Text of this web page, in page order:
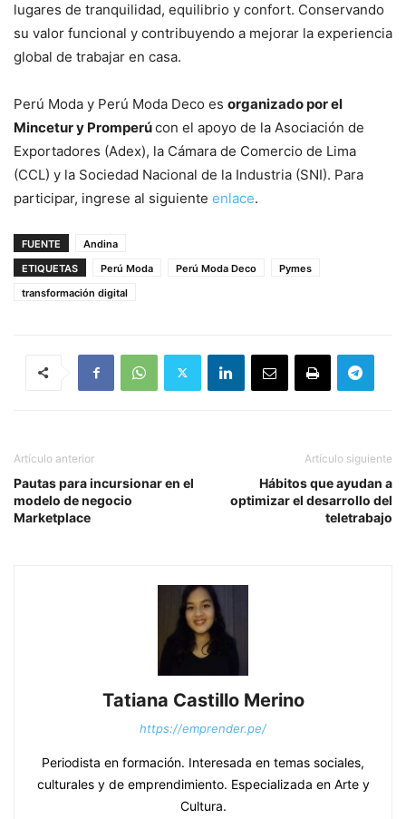
lugares de tranquilidad, equilibrio y confort. Conservando
su valor funcional y contribuyendo a mejorar la experiencia
global de trabajar en casa.
Perú Moda y Perú Moda Deco es organizado por el
Mincetur y Promperúcon el apoyo de la Asociación de
Exportadores (Adex), la Cámara de Comercio de Lima
(CCL) y la Sociedad Nacional de la Industria (SNI). Para
participar, ingrese al siguiente enlace.
FUENTE
Andina
ETIQUETAS
Perú Moda Perú Moda Deco
Pymes
transformación digital
Artículo anterior
Pautas para incursionar en el
modelo de negocio
Marketplace
Artículo siguiente
Hábitos que ayudan a
optimizar el desarrollo del
teletrabajo
Tatiana Castillo Merino
https://emprender.pe/
Periodista en formación. Interesada en temas sociales,
culturales y de emprendimiento. Especializada en Arte y
Cultura.